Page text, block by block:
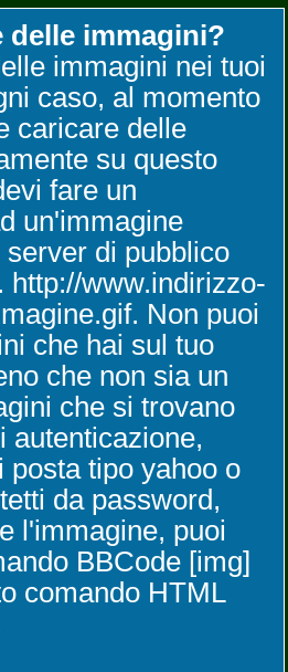
delle immagini?
immagini nei tuoi
caso, al momento
caricare delle
su questo
fare un
un'immagine
di pubblico
http://www.indirizzo-
Non puoi
che hai sul tuo
che non sia un
che si trovano
autenticazione,
posta tipo yahoo o
da password,
l'immagine, puoi
BBCode [img]
comando HTML